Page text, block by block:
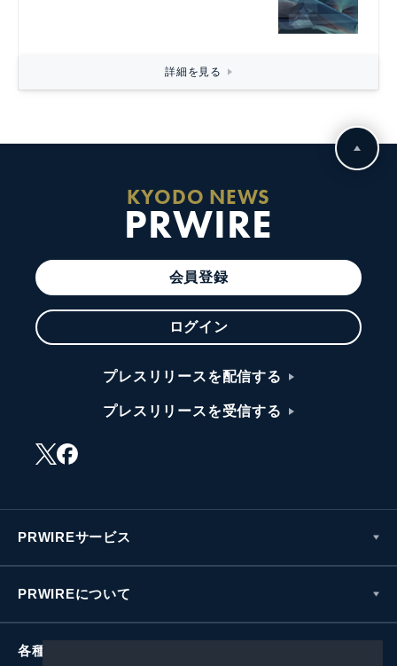
詳細を見る
KYODO NEWS
PRWIRE
会員登録
ログイン
プレスリリースを配信する
プレスリリースを受信する
PRWIREサービス
PRWIREについて
各種お問い合わせ